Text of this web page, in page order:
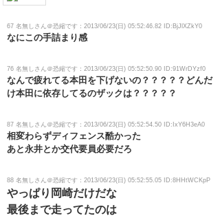
67 名無しさん＠恐縮です：2013/06/23(日) 05:52:46.82 ID:BjJlXZkY0
なにこの手詰まり感
76 名無しさん＠恐縮です：2013/06/23(日) 05:52:50.90 ID:91WrDYzf0
なんで疲れてる本田を下げないの？？？？？どんだ
け本田に依存してるのザックは？？？？？
87 名無しさん＠恐縮です：2013/06/23(日) 05:52:54.50 ID:IxY6H3eA0
相変わらずディフェンス酷かった
あと永井とか交代要員必要だろ
88 名無しさん＠恐縮です：2013/06/23(日) 05:52:55.05 ID:8HHtWCKpP
やっぱり岡崎だけだな
最後まで走ってたのは